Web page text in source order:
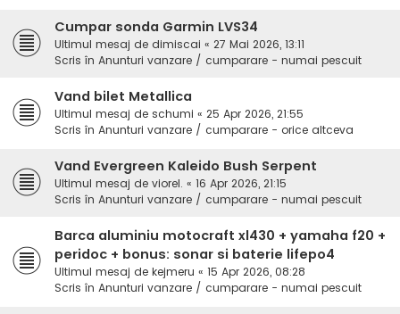
Cumpar sonda Garmin LVS34
Ultimul mesaj de dimiscai « 27 Mai 2026, 13:11
Scris în Anunturi vanzare / cumparare - numai pescuit
Vand bilet Metallica
Ultimul mesaj de schumi « 25 Apr 2026, 21:55
Scris în Anunturi vanzare / cumparare - orice altceva
Vand Evergreen Kaleido Bush Serpent
Ultimul mesaj de viorel. « 16 Apr 2026, 21:15
Scris în Anunturi vanzare / cumparare - numai pescuit
Barca aluminiu motocraft xl430 + yamaha f20 +
peridoc + bonus: sonar si baterie lifepo4
Ultimul mesaj de kejmeru « 15 Apr 2026, 08:28
Scris în Anunturi vanzare / cumparare - numai pescuit